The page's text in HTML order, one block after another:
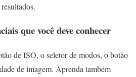
que você deve conhecer
de ISO, o seletor de modos, o botão
de imagem. Aprenda também